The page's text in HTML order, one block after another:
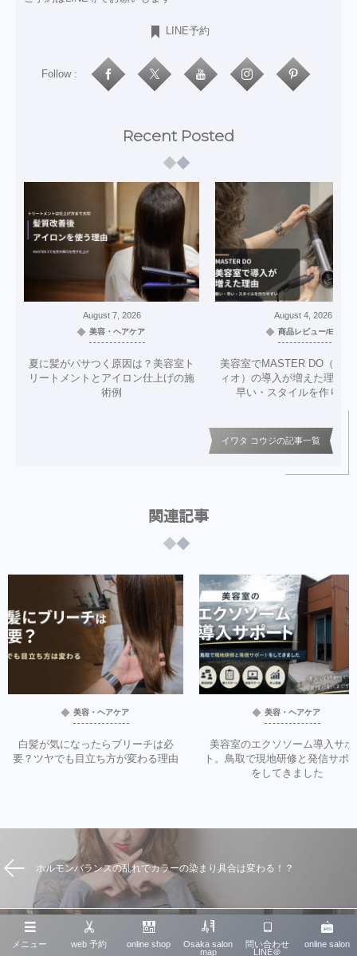
LINE予約
Follow :
Recent Posted
August 7, 2026
美容・ヘアケア
夏に髪がパサつく原因は？美容室ト
リートメントとアイロン仕上げの施
術例
August 4, 2026
商品レビュー/EC
美容室でMASTER DO（マ
ィオ）の導入が増えた理由
早い・スタイルを作りや
イワタ コウジの記事一覧
関連記事
美容・ヘアケア
白髪が気になったらブリーチは必
要？ツヤでも目立ち方が変わる理由
美容・ヘアケア
美容室のエクソソーム導入サポ
ト。鳥取で現地研修と発信サポ
をしてきました
ホルモンバランスの乱れでカラーの染まり具合は変わる！？
SNSに恥ずかしい所を晒されてたからアレを使って見ることした。
メニュー web 予約 online shop
Osaka salon
map
問い合わせ
LINE＠
online salon